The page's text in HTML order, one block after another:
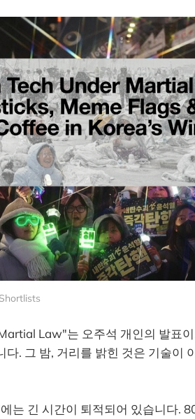
Law"는 오주석 개인의 발표
. 그 밤, 거리를 밝힌 것은 기술이
는 긴 시간이 퇴적되어 있습니다.